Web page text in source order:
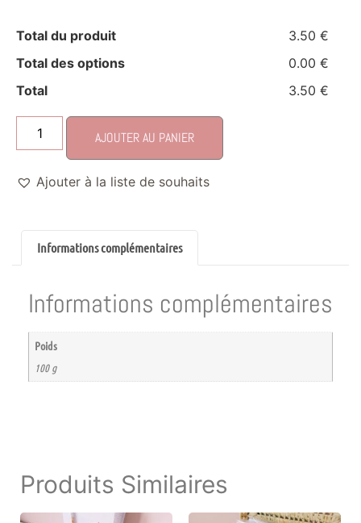
Total du produit
3.50 €
Total des options
0.00 €
Total
3.50 €
AJOUTER AU PANIER
Ajouter à la liste de souhaits
Informations complémentaires
Informations complémentaires
Poids
100 g
Produits Similaires